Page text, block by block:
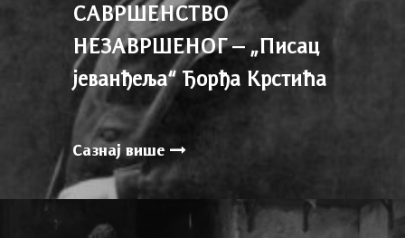
САВРШЕНСТВО
НЕЗАВРШЕНОГ – „Писац
јеванђеља“ Ђорђа Крстића
Сазнај више